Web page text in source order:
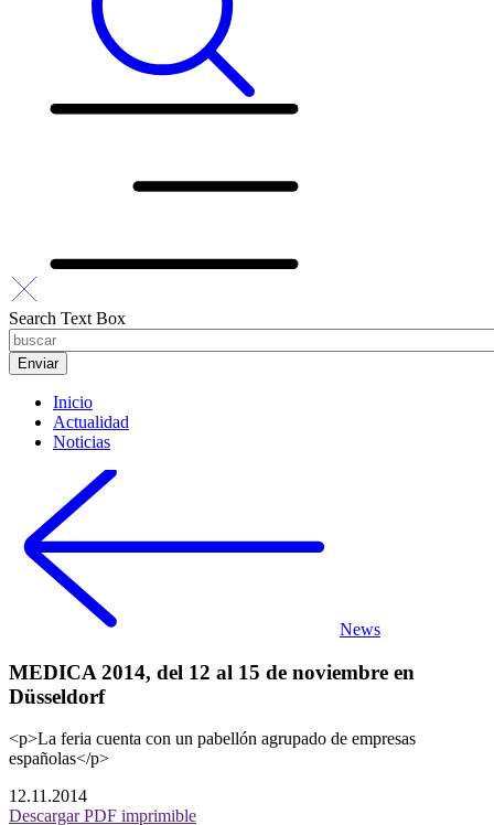
Search Text Box
Inicio
Actualidad
Noticias
News
MEDICA 2014, del 12 al 15 de noviembre en
Düsseldorf
<p>La feria cuenta con un pabellón agrupado de empresas
españolas</p>
12.11.2014
Descargar PDF imprimible